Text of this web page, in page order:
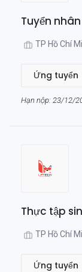
Tuyển
TP Hồ Chí
Ứng tuyển
Hạn nộp: 23/12/
Thực tập
TP Hồ Chí
Ứng tuyển